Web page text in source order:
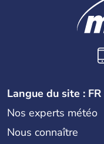
Langue du site : FR
Nos experts météo
Nous connaître